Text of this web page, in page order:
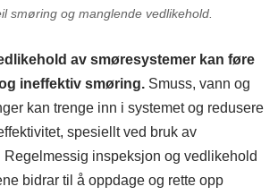
smøring og manglende vedlikehold.
av smøresystemer kan føre
ineffektiv smøring. Smuss, vann og
kan trenge inn i systemet og redusere
spesiellt ved bruk av
Regelmessig inspeksjon og vedlikehold
bidrar til å oppdage og rette opp